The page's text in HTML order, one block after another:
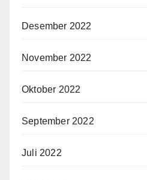
Desember 2022
November 2022
Oktober 2022
September 2022
Juli 2022